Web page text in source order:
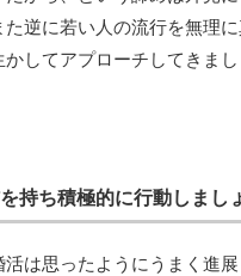
た逆に若い人の流行を無理
してアプローチしてきまし
持ち積極的に行動しまし
活は思ったようにうまく進